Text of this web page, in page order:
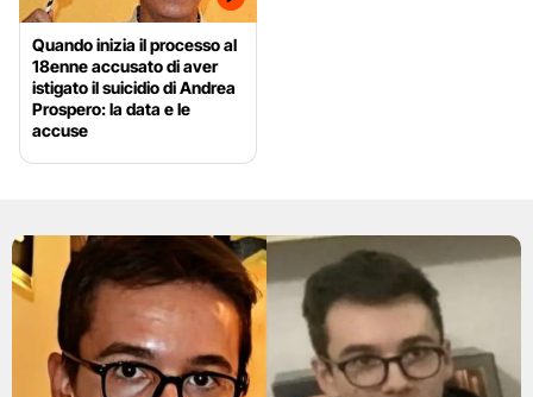
Quando inizia il processo al
18enne accusato di aver
istigato il suicidio di Andrea
Prospero: la data e le
accuse